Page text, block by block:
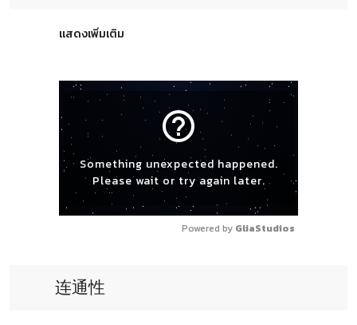
แสดงเพิ่มเติม
help_outline
Something unexpected happened.
Please wait or try again later.
Powered by GliaStudios
连通性